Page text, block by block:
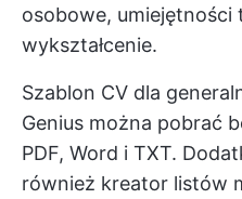
osobowe, umiejętności
wykształcenie.
Szablon CV dla
Genius można pobrać
PDF, Word i TXT.
również kreator listów